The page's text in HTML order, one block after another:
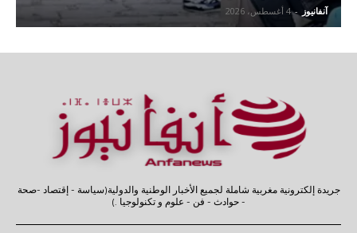
آنفانيوز - 4 أغسطس، 2026
جريدة إلكترونية مغربية شاملة لجميع الأخبار الوطنية والدولية(سياسة - إقتصاد -صحة
- حوادث - فن - علوم و تكنولوجيا .)